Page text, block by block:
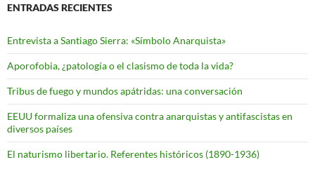
ENTRADAS RECIENTES
Entrevista a Santiago Sierra: «Símbolo Anarquista»
Aporofobia, ¿patología o el clasismo de toda la vida?
Tribus de fuego y mundos apátridas: una conversación
EEUU formaliza una ofensiva contra anarquistas y antifascistas en
diversos países
El naturismo libertario. Referentes históricos (1890-1936)